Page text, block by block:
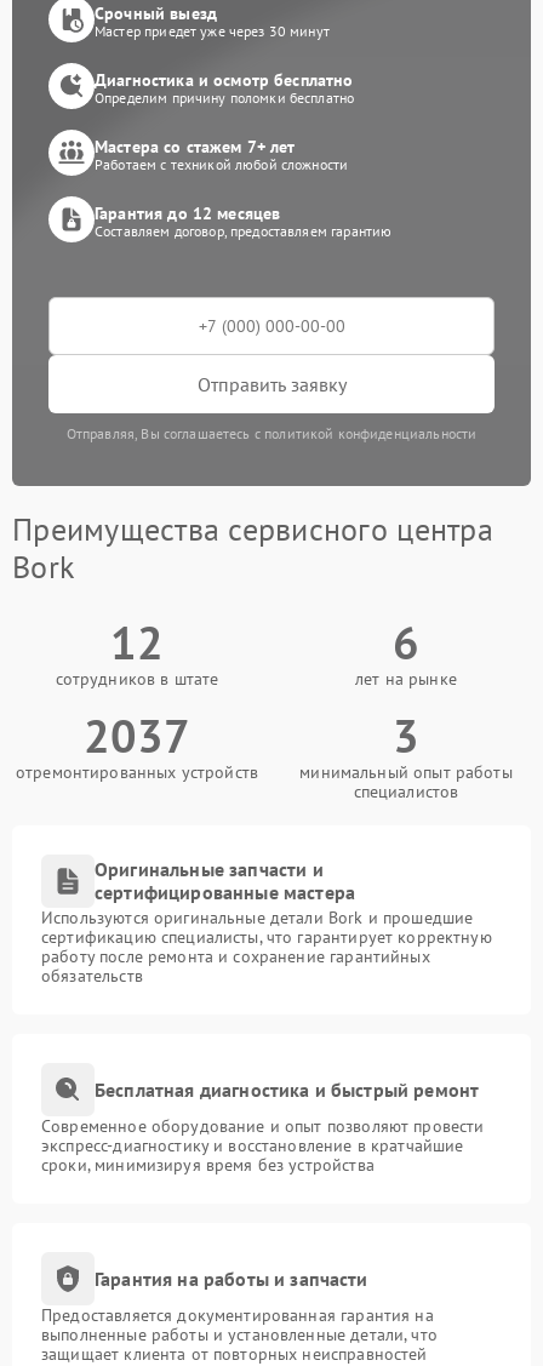
Срочный выезд
Мастер приедет уже через 30 минут
Диагностика и осмотр бесплатно
Определим причину поломки бесплатно
Мастера со стажем 7+ лет
Работаем с техникой любой сложности
Гарантия до 12 месяцев
Составляем договор, предоставляем гарантию
Отправить заявку
Отправляя, Вы соглашаетесь с политикой конфиденциальности
Преимущества сервисного центра
Bork
12
сотрудников в штате
6
лет на рынке
2037
отремонтированных устройств
3
минимальный опыт работы
специалистов
Оригинальные запчасти и
сертифицированные мастера
Используются оригинальные детали Bork и прошедшие
сертификацию специалисты, что гарантирует корректную
работу после ремонта и сохранение гарантийных
обязательств
Бесплатная диагностика и быстрый ремонт
Современное оборудование и опыт позволяют провести
экспресс-диагностику и восстановление в кратчайшие
сроки, минимизируя время без устройства
Гарантия на работы и запчасти
Предоставляется документированная гарантия на
выполненные работы и установленные детали, что
защищает клиента от повторных неисправностей